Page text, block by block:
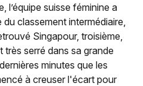
l’équipe suisse féminine a
classement intermédiaire,
Singapour, troisième,
serré dans sa grande
minutes que les
à creuser l'écart pour